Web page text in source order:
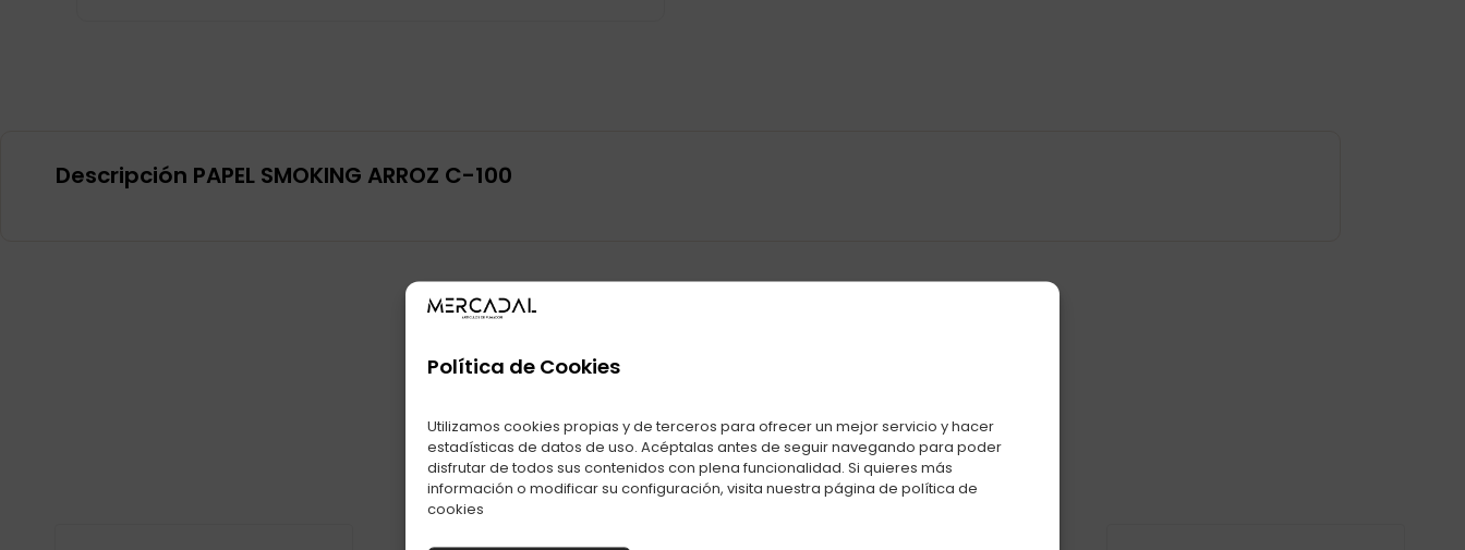
Política de Cookies
Utilizamos cookies propias y de terceros para ofrecer un mejor servicio y hacer
estadísticas de datos de uso. Acéptalas antes de seguir navegando para poder
disfrutar de todos sus contenidos con plena funcionalidad. Si quieres más
información o modificar su configuración, visita nuestra página de política de
cookies
Descripción PAPEL SMOKING ARROZ C-100
También te puede interesar